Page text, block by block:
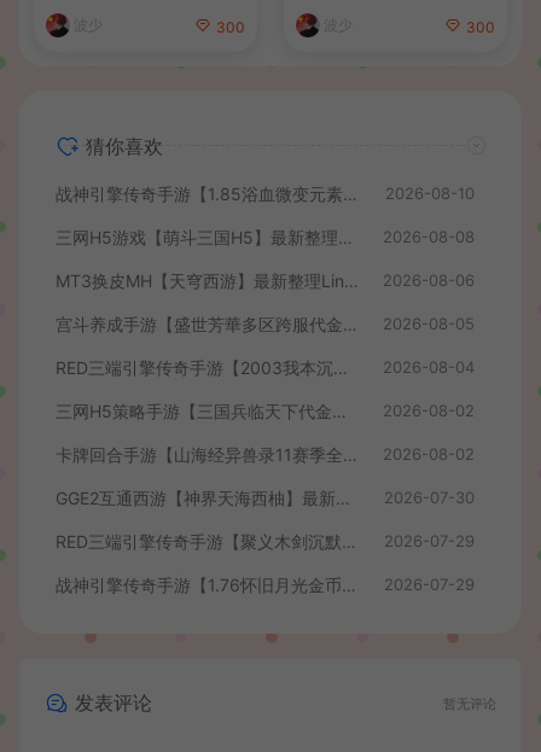
波少 300
+安卓+详细搭建教程
波少 300
猜你喜欢
战神引擎传奇手游【1.85浴血微变元素三大陆-白猪3】最新整理Win系复古服务端+安卓苹果双端+GM授权后台+详细搭建教程 2026-08-10
三网H5游戏【萌斗三国H5】最新整理WIN系服务端+GM后台+详细搭建教程 2026-08-08
MT3换皮MH【天穹西游】最新整理Linux手工服务端+安卓苹果双端+GM后台+详细搭建教程+全套源码+视频教程 2026-08-06
宫斗养成手游【盛世芳華多区跨服代金券本地优化版】最新整理单机一键即玩端+Linux手工服务端+CDK授权后台+安卓+详细搭建教程 2026-08-05
RED三端引擎传奇手游【2003我本沉默】最新整理Win系服务端+安卓苹果PC三端+详细搭建教程 2026-08-04
三网H5策略手游【三国兵临天下代金券内购七合修复版】最新整理单机一键即玩镜像端+Linux手工服务端+管理后台+GM授权后台+简易安卓客户端+详细搭建教程+视频教程 2026-08-02
卡牌回合手游【山海经异兽录11赛季全人物代金券内购版】最新整理WIN系服务端+授权GM后台+管理后台+热更修改工具+安卓+详细搭建教程 2026-08-02
GGE2互通西游【神界天海西柚】最新整理Win系服务端+安卓苹果PC三端+内置GM工具+全套源码+详细搭建教程+视频教程 2026-07-30
RED三端引擎传奇手游【聚义木剑沉默高仿嘟嘟沉默】最新整理Win系服务端+安卓苹果PC三端+详细搭建教程 2026-07-29
战神引擎传奇手游【1.76怀旧月光金币版】最新整理Win系复古服务端+安卓苹果双端+GM授权物品后台+详细搭建教程 2026-07-29
发表评论 暂无评论